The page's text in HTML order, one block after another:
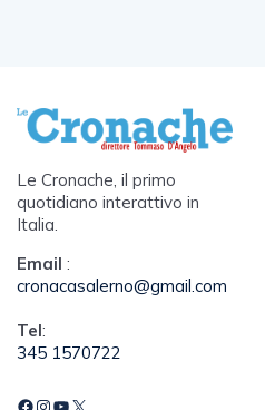
Le Cronache, il primo
quotidiano interattivo in
Italia.
Email :
cronacasalerno@gmail.com
Tel:
345 1570722